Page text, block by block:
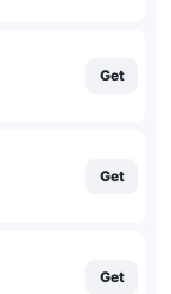
Get
Get
Get